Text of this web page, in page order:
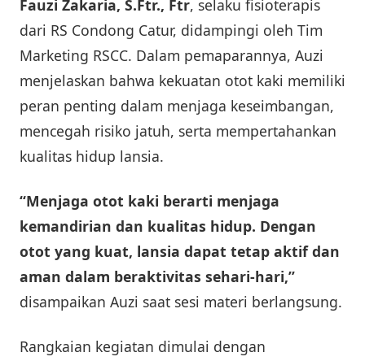
Fauzi Zakaria, S.Ftr., Ftr, selaku fisioterapis
dari RS Condong Catur, didampingi oleh Tim
Marketing RSCC. Dalam pemaparannya, Auzi
menjelaskan bahwa kekuatan otot kaki memiliki
peran penting dalam menjaga keseimbangan,
mencegah risiko jatuh, serta mempertahankan
kualitas hidup lansia.
“Menjaga otot kaki berarti menjaga
kemandirian dan kualitas hidup. Dengan
otot yang kuat, lansia dapat tetap aktif dan
aman dalam beraktivitas sehari-hari,”
disampaikan Auzi saat sesi materi berlangsung.
Rangkaian kegiatan dimulai dengan